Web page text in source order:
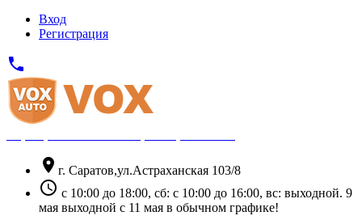
Вход
Регистрация
phone
location_on г. Саратов,ул.Астраханская 103/8
schedule с 10:00 до 18:00, сб: с 10:00 до 16:00, вс: выходной. 9
мая выходной с 11 мая в обычном графике!